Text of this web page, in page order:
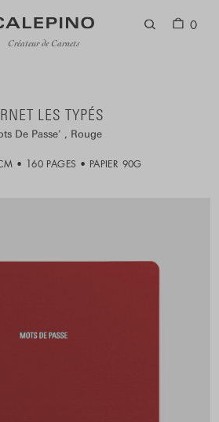
Créateur de Carnets
0
LES TYPÉS
De Passe Rouge
160 PAGES PAPIER 90G